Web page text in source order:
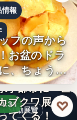
情報
フの声から
お盆のドラ
、ちょうど
「…
活動展覽
宇部市に『世
ブクワ展』
てくる！
♡